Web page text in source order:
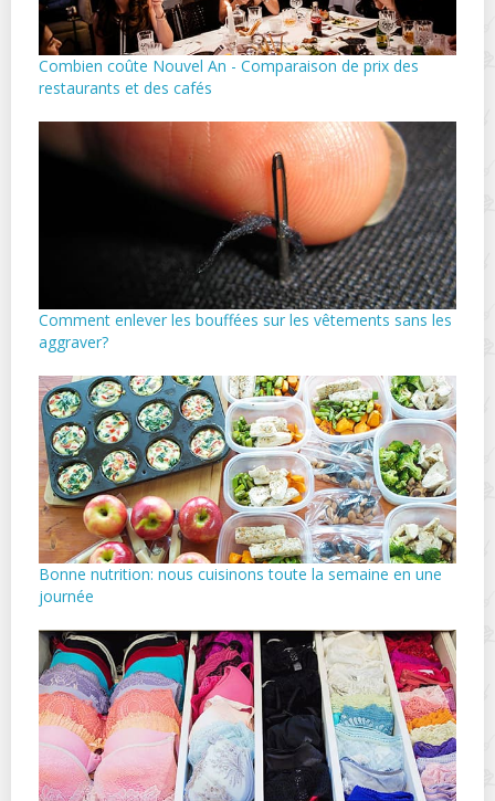
Combien coûte Nouvel An - Comparaison de prix des
restaurants et des cafés
Comment enlever les bouffées sur les vêtements sans les
aggraver?
Bonne nutrition: nous cuisinons toute la semaine en une
journée